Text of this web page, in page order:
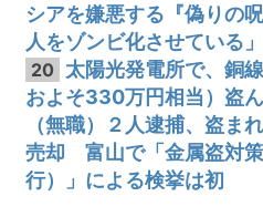
シアを嫌悪する『偽りの
人をゾンビ化させている
20 太陽光発電所で、銅
およそ330万円相当）盗
（無職）２人逮捕、盗ま
売却 富山で「金属盗対
行）」による検挙は初